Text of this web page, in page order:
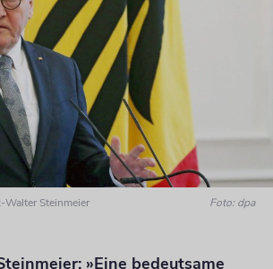
Walter Steinmeier Foto: dpa
»Eine bedeutsame